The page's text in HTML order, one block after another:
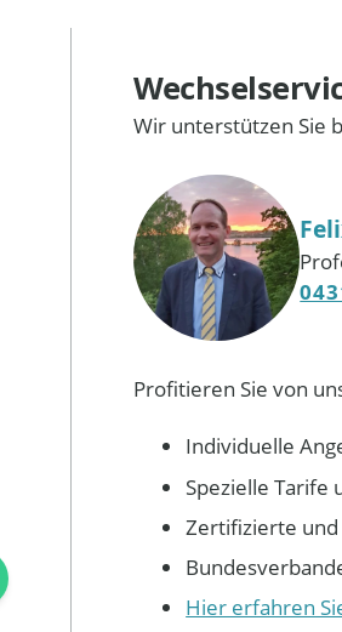
Wir unterstützen Sie
Profitieren Sie von
Individuelle
Spezielle
Zertifizierte und
Hier erfahren